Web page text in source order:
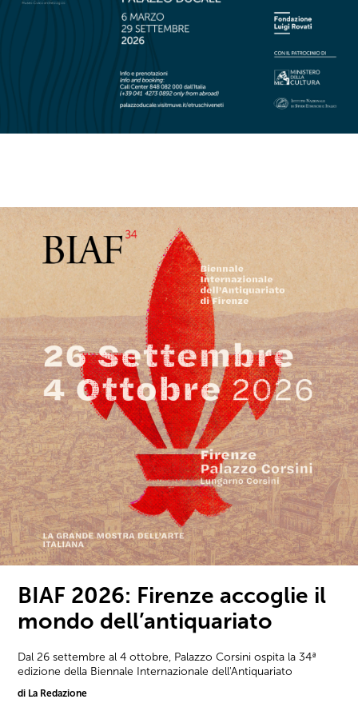
BIAF 2026: Firenze accoglie il
mondo dell’antiquariato
Dal 26 settembre al 4 ottobre, Palazzo Corsini ospita la 34ª
edizione della Biennale Internazionale dell'Antiquariato
di La Redazione